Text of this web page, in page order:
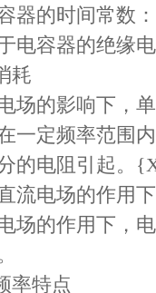
器的时间常数
电容器的绝缘
耗
场的影响下，
一定频率范围
的电阻引起。
流电场的作用
场的作用下，
率特点